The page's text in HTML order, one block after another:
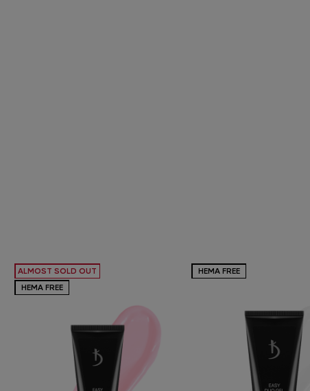
ALMOST SOLD OUT
HEMA FREE
HEMA FREE